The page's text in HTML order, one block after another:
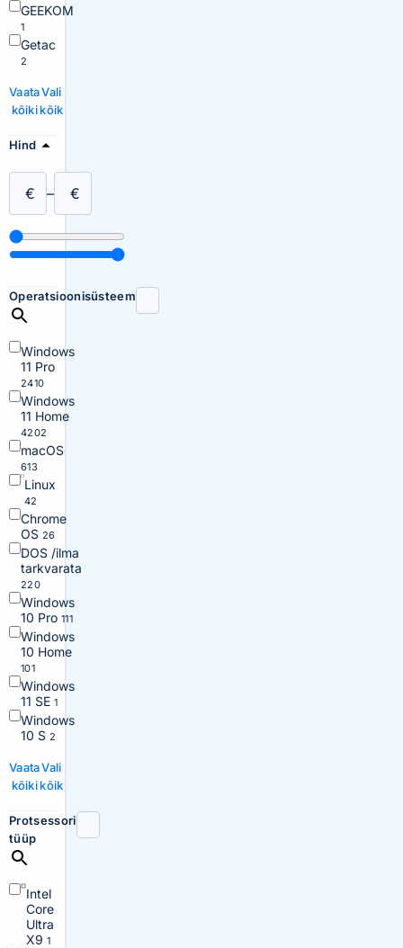
GEEKOM
1
Getac
2
Vaata
kõiki
Vali
kõik
Hind
€ – €
Operatsioonisüsteem
Windows
11 Pro
2410
Windows
11 Home
4202
macOS
613
Linux
42
Chrome
OS 26
DOS /ilma
tarkvarata
220
Windows
10 Pro 111
Windows
10 Home
101
Windows
11 SE 1
Windows
10 S 2
Vaata
kõiki
Vali
kõik
Protsessori
tüüp
Intel
Core
Ultra
X91